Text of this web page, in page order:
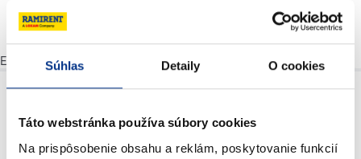
Súhlas Detaily O cookies
Táto webstránka používa súbory cookies
Na prispôsobenie obsahu a reklám, poskytovanie funkcií
Electric column platforms